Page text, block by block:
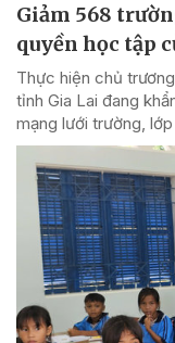
Giảm 568
quyền học tập
Thực hiện chủ
tỉnh Gia Lai đang
mạng lưới trường,